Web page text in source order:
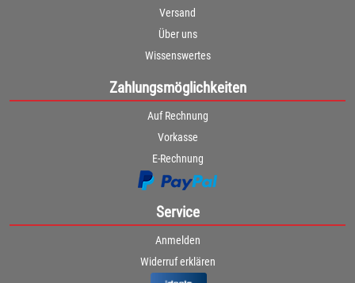
Versand
Über uns
Wissenswertes
Zahlungsmöglichkeiten
Auf Rechnung
Vorkasse
E-Rechnung
Service
Anmelden
Widerruf erklären